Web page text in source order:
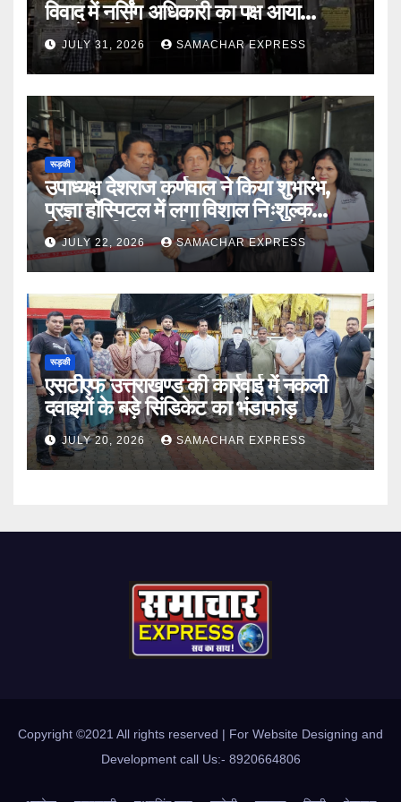
विवाद में नर्सिंग अधिकारी का पक्ष आया
सामने,करी निष्पक्ष जांच की मांग
JULY 31, 2026 SAMACHAR EXPRESS
रूड़की
उपाध्यक्ष देशराज कर्णवाल ने किया शुभारंभ,
प्रज्ञा हॉस्पिटल में लगा विशाल निःशुल्क
चिकित्सा शिविर डॉ दिनेश त्रिपाठी बोले मानव
सेवा भगवान की सेवा
JULY 22, 2026 SAMACHAR EXPRESS
रूड़की
एसटीएफ उत्तराखण्ड की कार्रवाई में नकली
दवाइयों के बड़े सिंडिकेट का भंडाफोड़
JULY 20, 2026 SAMACHAR EXPRESS
Copyright ©2021 All rights reserved | For Website Designing and
Development call Us:- 8920664806